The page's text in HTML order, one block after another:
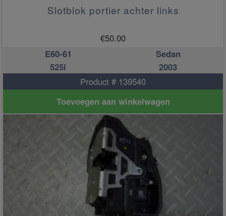
Slotblok portier achter links
€50.00
E60-61
Sedan
525i
2003
Product # 139540
Toevoegen aan winkelwagen